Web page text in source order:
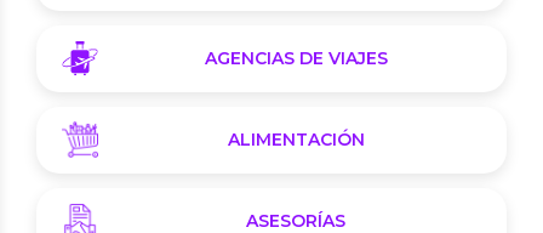
AGENCIAS DE VIAJES
ALIMENTACIÓN
ASESORÍAS